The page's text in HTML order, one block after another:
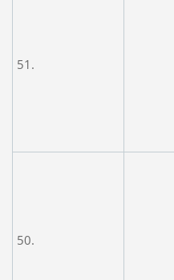
51.
50.